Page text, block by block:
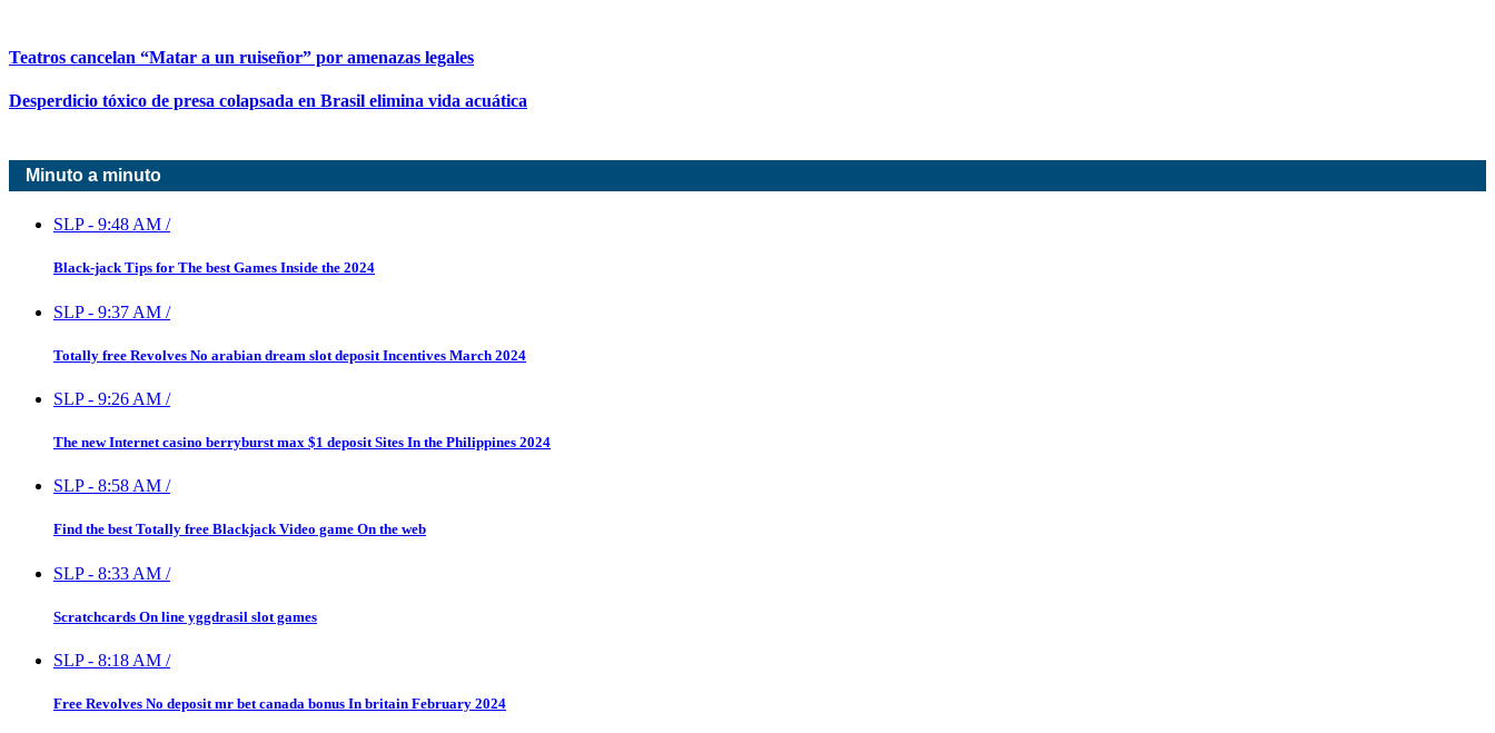
Teatros cancelan “Matar a un ruiseñor” por amenazas legales
Desperdicio tóxico de presa colapsada en Brasil elimina vida acuática
Minuto a minuto
SLP- 9:48 AM /
Black-jack Tips for The best Games Inside the 2024
SLP- 9:37 AM /
Totally free Revolves No arabian dream slot deposit Incentives March 2024
SLP- 9:26 AM /
The new Internet casino berryburst max $1 deposit Sites In the Philippines 2024
SLP- 8:58 AM /
Find the best Totally free Blackjack Video game On the web
SLP- 8:33 AM /
Scratchcards On line yggdrasil slot games
SLP- 8:18 AM /
Free Revolves No deposit mr bet canada bonus In britain February 2024